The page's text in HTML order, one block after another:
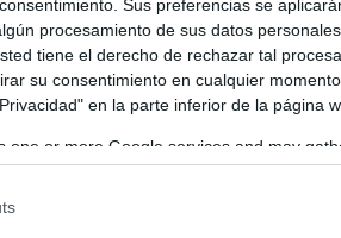
Sus preferencias se
procesamiento de sus datos
tiene el derecho de rechazar tal
su consentimiento en cualquier
en la parte inferior de la página
one or more Google services and may
visit or usage behaviour. You may
de Asís, reflejando su compromiso